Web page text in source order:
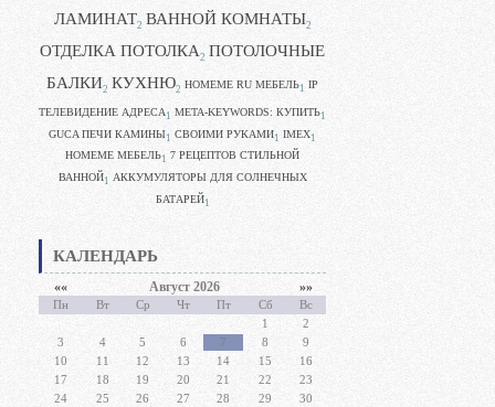
ЛАМИНАТ2 ВАННОЙ КОМНАТЫ2
ОТДЕЛКА ПОТОЛКА2 ПОТОЛОЧНЫЕ
БАЛКИ2 КУХНЮ2 HOMEME RU МЕБЕЛЬ1 IP
ТЕЛЕВИДЕНИЕ АДРЕСА 1 META-KEYWORDS: КУПИТЬ1
GUCA ПЕЧИ КАМИНЫ1 CВОИМИ РУКАМИ1 IMEX1
HOMEME МЕБЕЛЬ1 7 РЕЦЕПТОВ СТИЛЬНОЙ
ВАННОЙ1 АККУМУЛЯТОРЫ ДЛЯ СОЛНЕЧНЫХ
БАТАРЕЙ1
КАЛЕНДАРЬ
«« Август 2026 »»
Пн Вт Ср Чт Пт Сб
Вс
1
2
3
4 5 6 7 8
9
10
11 12 13 14 15
16
17
18 19 20 21 22
23
24
25 26 27 28 29
30